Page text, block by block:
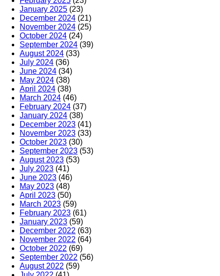
January 2025 (23)
December 2024 (21)
November 2024 (25)
October 2024 (24)
September 2024 (39)
August 2024 (33)
July 2024 (36)
June 2024 (34)
May 2024 (38)
April 2024 (38)
March 2024 (46)
February 2024 (37)
January 2024 (38)
December 2023 (41)
November 2023 (33)
October 2023 (30)
September 2023 (53)
August 2023 (53)
July 2023 (41)
June 2023 (46)
May 2023 (48)
April 2023 (50)
March 2023 (59)
February 2023 (61)
January 2023 (59)
December 2022 (63)
November 2022 (64)
October 2022 (69)
September 2022 (56)
August 2022 (59)